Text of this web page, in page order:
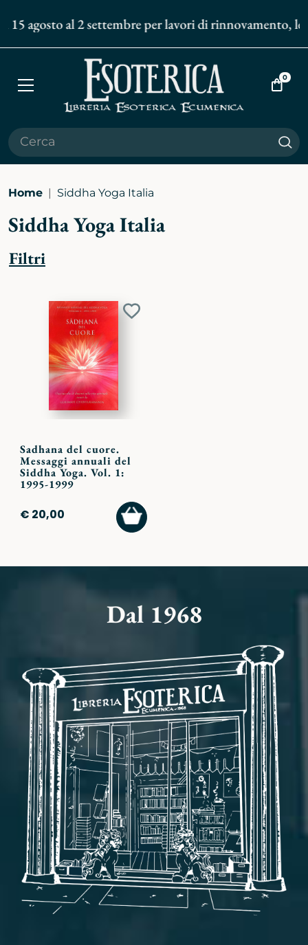
15 agosto al 2 settembre per lavori di rinnovamento,
Apri
Vai
0
Home Siddha Yoga Italia
Siddha Yoga Italia
Filtri
Aggiungi
Sadhana del cuore.
Messaggi annuali del
Siddha Yoga. Vol. 1:
1995-1999
€ 20,00
AGGIUNGI
AL
CARRELLO
Dal 1968